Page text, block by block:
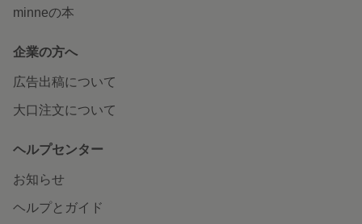
minneの本
企業の方へ
広告出稿について
大口注文について
ヘルプセンター
お知らせ
ヘルプとガイド